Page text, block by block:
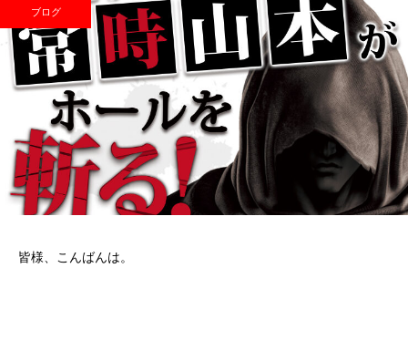
ブログ
皆様、こんばんは。